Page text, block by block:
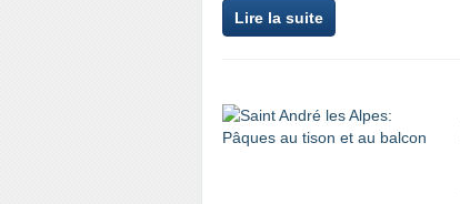
Lire la suite